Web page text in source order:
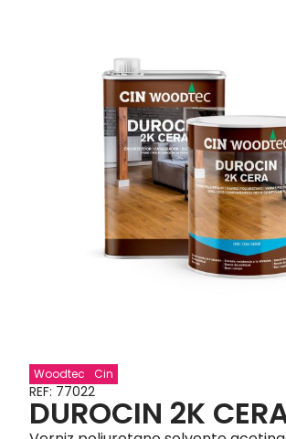
Woodtec Cin
REF: 77022
DUROCIN 2K